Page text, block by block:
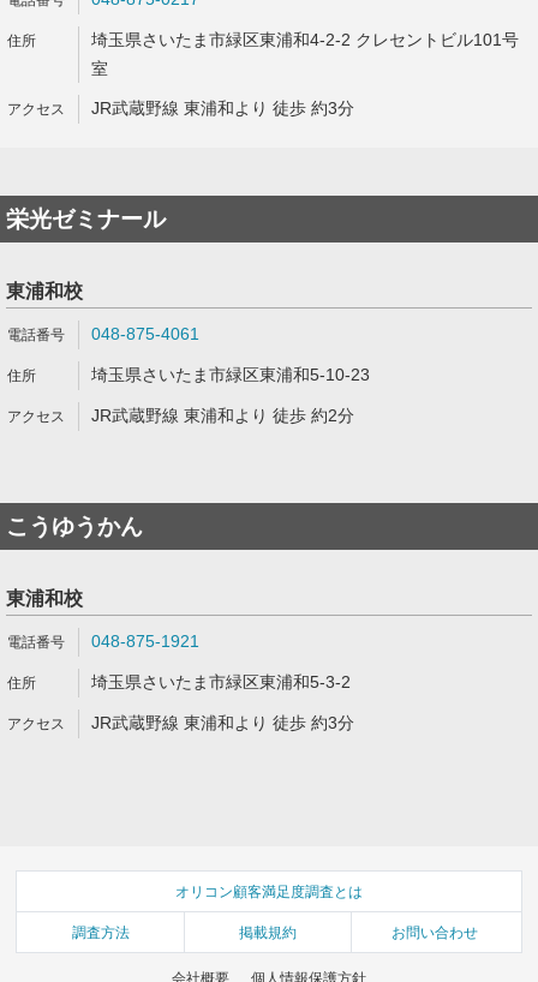
埼玉県さいたま市緑区東浦和4-2-2 クレセントビル101号
室
JR武蔵野線 東浦和より 徒歩 約3分
栄光ゼミナール
東浦和校
048-875-4061
埼玉県さいたま市緑区東浦和5-10-23
JR武蔵野線 東浦和より 徒歩 約2分
こうゆうかん
東浦和校
048-875-1921
埼玉県さいたま市緑区東浦和5-3-2
JR武蔵野線 東浦和より 徒歩 約3分
オリコン顧客満足度調査とは
調査方法 掲載規約 お問い合わせ
会社概要 個人情報保護方針